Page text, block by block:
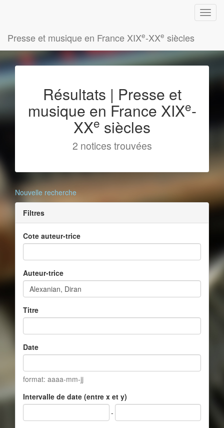
Presse et musique en France XIXe-XXe siècles
Résultats | Presse et
musique en France XIXe-
XXe siècles
2 notices trouvées
Nouvelle recherche
Filtres
Cote auteur-trice
Auteur-trice
Titre
Date
format: aaaa-mm-jj
Intervalle de date (entre x et y)
-